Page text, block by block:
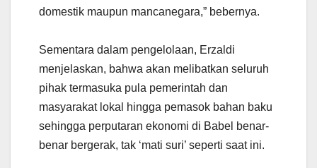
domestik maupun mancanegara,” bebernya.
Sementara dalam pengelolaan, Erzaldi
menjelaskan, bahwa akan melibatkan seluruh
pihak termasuka pula pemerintah dan
masyarakat lokal hingga pemasok bahan baku
sehingga perputaran ekonomi di Babel benar-
benar bergerak, tak ‘mati suri’ seperti saat ini.